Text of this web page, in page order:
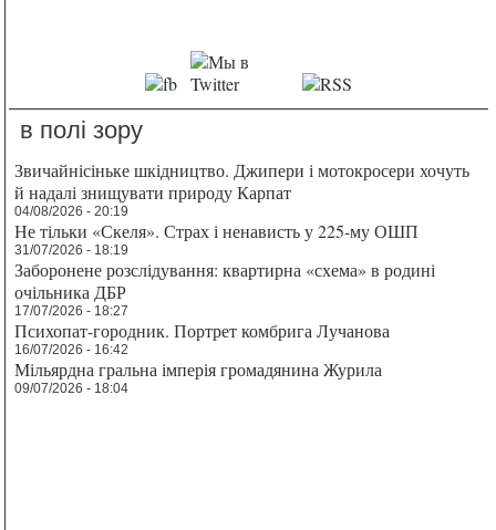
в полі зору
Звичайнісіньке шкідництво. Джипери і мотокросери хочуть
й надалі знищувати природу Карпат
04/08/2026 - 20:19
Не тільки «Скеля». Страх і ненависть у 225-му ОШП
31/07/2026 - 18:19
Заборонене розслідування: квартирна «схема» в родині
очільника ДБР
17/07/2026 - 18:27
Психопат-городник. Портрет комбрига Лучанова
16/07/2026 - 16:42
Мільярдна гральна імперія громадянина Журила
09/07/2026 - 18:04